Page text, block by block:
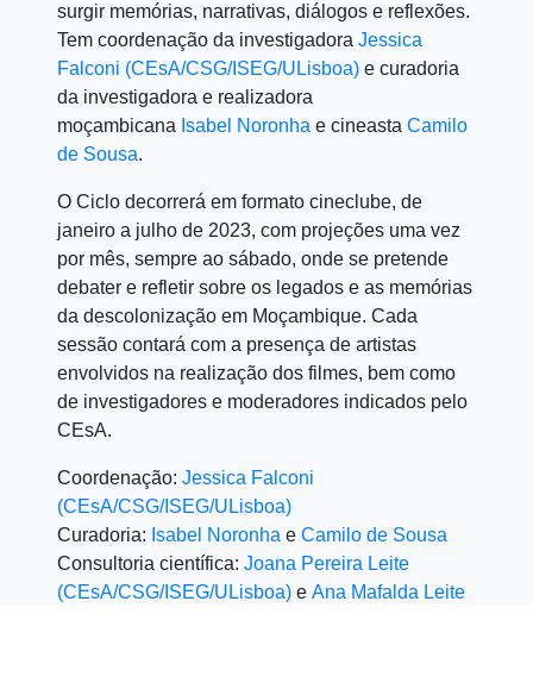
surgir memórias, narrativas, diálogos e reflexões.
Tem coordenação da investigadora Jessica
Falconi (CEsA/CSG/ISEG/ULisboa) e curadoria
da investigadora e realizadora
moçambicana Isabel Noronha e cineasta Camilo
de Sousa.
O Ciclo decorrerá em formato cineclube, de
janeiro a julho de 2023, com projeções uma vez
por mês, sempre ao sábado, onde se pretende
debater e refletir sobre os legados e as memórias
da descolonização em Moçambique. Cada
sessão contará com a presença de artistas
envolvidos na realização dos filmes, bem como
de investigadores e moderadores indicados pelo
CEsA.
Coordenação: Jessica Falconi
(CEsA/CSG/ISEG/ULisboa)
Curadoria: Isabel Noronha e Camilo de Sousa
Consultoria científica: Joana Pereira Leite
(CEsA/CSG/ISEG/ULisboa) e Ana Mafalda Leite